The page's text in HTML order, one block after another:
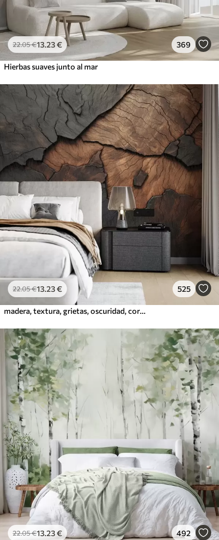
22.05€13 .23€ 369
Hierbas suaves junto al mar
22.05€13 .23€ 525
22.05€13 .23€ 492